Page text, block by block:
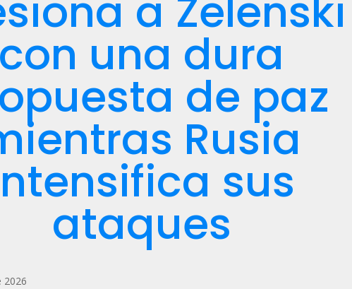
a Zelenski
con una dura
de paz
Rusia
sus
ataques
2026